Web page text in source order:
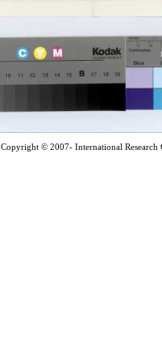
Copyright © 2007- International Research